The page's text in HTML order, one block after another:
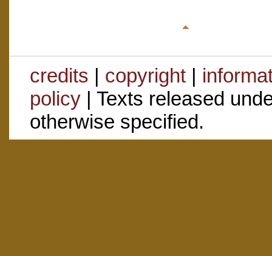
credits | copyright|
policy| Texts released
otherwise specified.